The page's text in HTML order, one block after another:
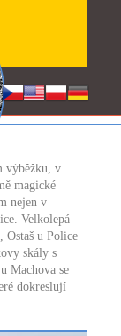
výběžku, v
magické
nejen v
Velkolepá
Ostaš u Police
skály s
Machova se
dokreslují